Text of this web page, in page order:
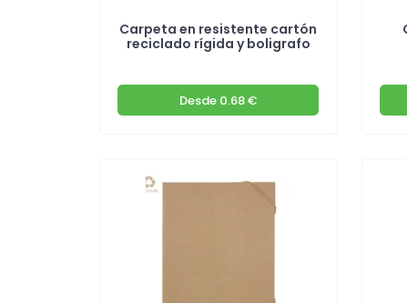
Carpeta en resistente cartón
reciclado rígida y boligrafo
Desde 0.68 €